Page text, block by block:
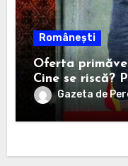
Românești
Oferta
Cine se riscă?
că-i sarGazeta de